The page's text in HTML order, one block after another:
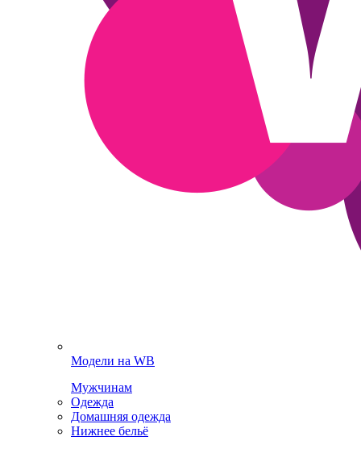
Модели на WB
Мужчинам
Одежда
Домашняя одежда
Нижнее бельё